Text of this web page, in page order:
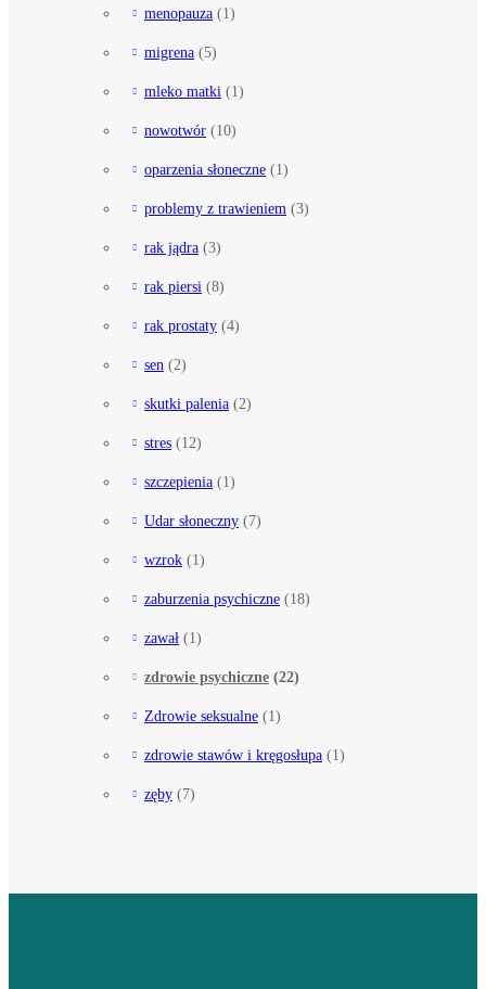
menopauza (1)
migrena (5)
mleko matki (1)
nowotwór (10)
oparzenia słoneczne (1)
problemy z trawieniem (3)
rak jądra (3)
rak piersi (8)
rak prostaty (4)
sen (2)
skutki palenia (2)
stres (12)
szczepienia (1)
Udar słoneczny (7)
wzrok (1)
zaburzenia psychiczne (18)
zawał (1)
zdrowie psychiczne (22)
Zdrowie seksualne (1)
zdrowie stawów i kręgosłupa (1)
zęby (7)